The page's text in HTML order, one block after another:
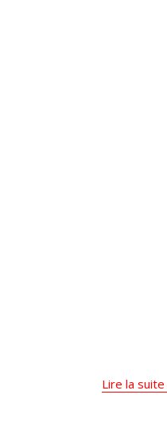
Lire la suite